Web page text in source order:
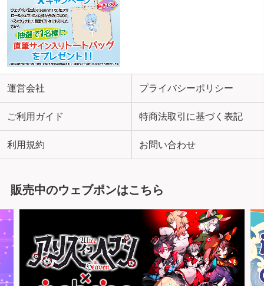
運営会社 プライバシーポリシー
ご利用ガイド 特商法取引に基づく表記
利用規約 お問い合わせ
販売中のウェブポンはこちら